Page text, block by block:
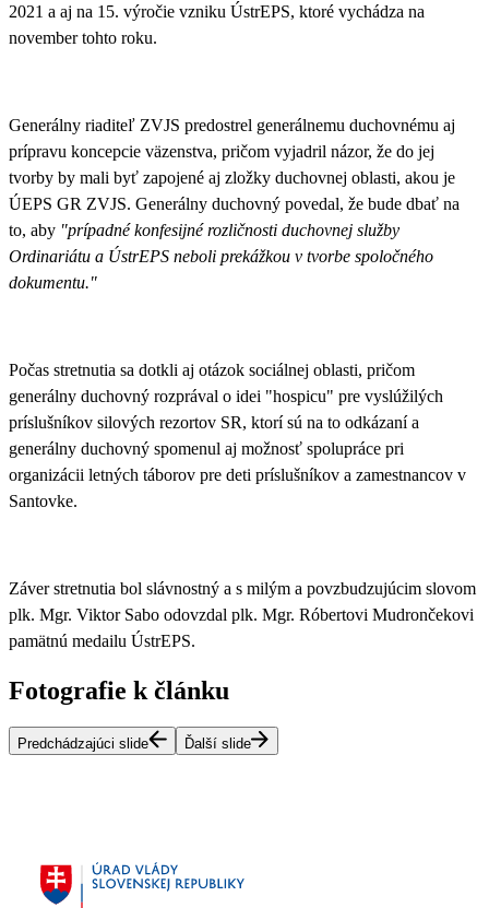
2021 a aj na 15. výročie vzniku ÚstrEPS, ktoré vychádza na
november tohto roku.
Generálny riaditeľ ZVJS predostrel generálnemu duchovnému aj
prípravu koncepcie väzenstva, pričom vyjadril názor, že do jej
tvorby by mali byť zapojené aj zložky duchovnej oblasti, akou je
ÚEPS GR ZVJS. Generálny duchovný povedal, že bude dbať na
to, aby "prípadné konfesijné rozličnosti duchovnej služby
Ordinariátu a ÚstrEPS neboli prekážkou v tvorbe spoločného
dokumentu."
Počas stretnutia sa dotkli aj otázok sociálnej oblasti, pričom
generálny duchovný rozprával o idei "hospicu" pre vyslúžilých
príslušníkov silových rezortov SR, ktorí sú na to odkázaní a
generálny duchovný spomenul aj možnosť spolupráce pri
organizácii letných táborov pre deti príslušníkov a zamestnancov v
Santovke.
Záver stretnutia bol slávnostný a s milým a povzbudzujúcim slovom
plk. Mgr. Viktor Sabo odovzdal plk. Mgr. Róbertovi Mudrončekovi
pamätnú medailu ÚstrEPS.
Fotografie k článku
Predchádzajúci slide Ďalší slide